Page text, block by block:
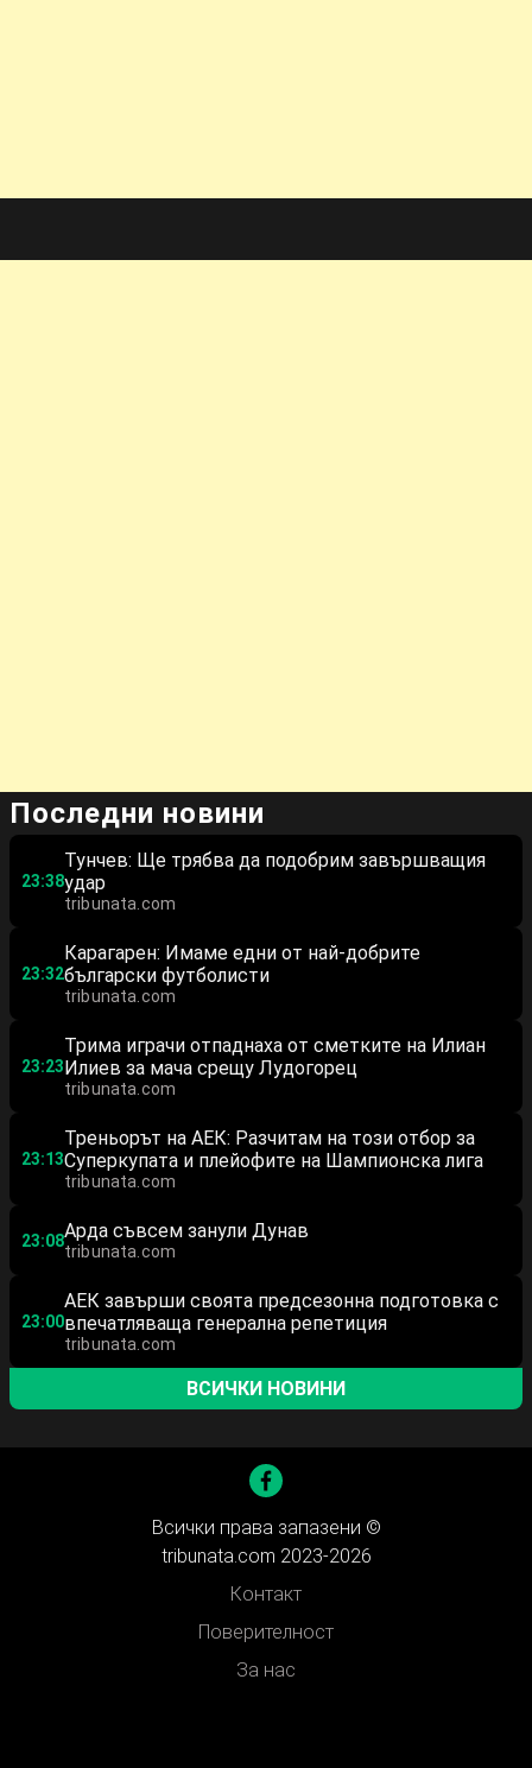
Последни новини
23:38
Тунчев: Ще трябва да подобрим завършващия
удар
tribunata.com
23:32
Карагарен: Имаме едни от най-добрите
български футболисти
tribunata.com
23:23
Трима играчи отпаднаха от сметките на Илиан
Илиев за мача срещу Лудогорец
tribunata.com
23:13
Треньорът на АЕК: Разчитам на този отбор за
Суперкупата и плейофите на Шампионска лига
tribunata.com
23:08Арда съвсем занули Дунав
tribunata.com
23:00
АЕК завърши своята предсезонна подготовка с
впечатляваща генерална репетиция
tribunata.com
ВСИЧКИ НОВИНИ
Всички права запазени ©
tribunata.com 2023-2026
Контакт
Поверителност
За нас